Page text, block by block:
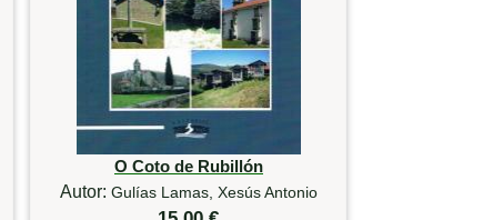
O Coto de Rubillón
Autor: Gulías Lamas, Xesús Antonio